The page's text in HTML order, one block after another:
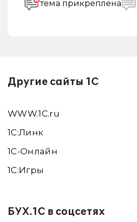
тема прикреплена
Другие сайты 1С
WWW.1С.ru
1С:Линк
1С-Онлайн
1C:Игры
БУХ.1С в соцсетях